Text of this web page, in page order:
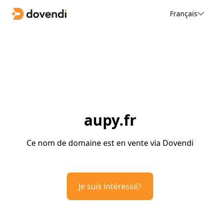
Français
aupy.fr
Ce nom de domaine est en vente via Dovendi
Je suis intéressé